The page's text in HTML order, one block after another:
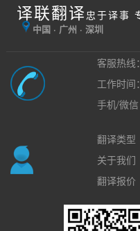
译联翻译 忠于译事
中国 · 广州 · 深圳
客服热线
工作时间
手机/微
翻译类型
关于我们
翻译报价